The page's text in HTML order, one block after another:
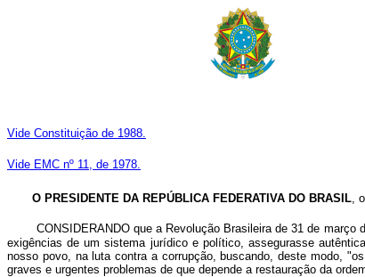
Vide Constituição de 1988.
Vide EMC nº 11, de 1978.
O PRESIDENTE DA REPÚBLICA FEDERATIVA DO BRASIL,
CONSIDERANDO que a Revolução Brasileira de 31 de
exigências de um sistema jurídico e político, assegurasse
nosso povo, na luta contra a corrupção, buscando, deste modo,
graves e urgentes problemas de que depende a restauração da